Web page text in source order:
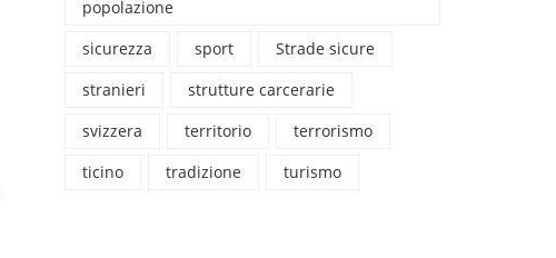
popolazione
sicurezza
sport
Strade sicure
stranieri
strutture carcerarie
svizzera
territorio
terrorismo
ticino
tradizione turismo